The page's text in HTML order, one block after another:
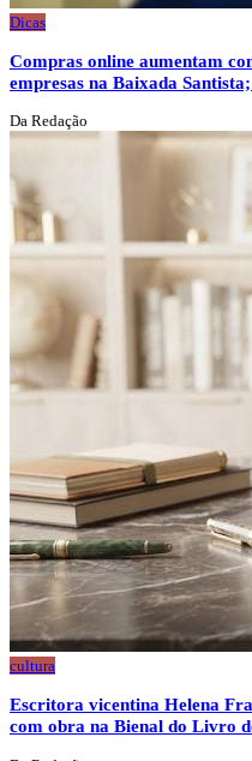
Dicas
Compras online aumentam
empresas na Baixada
Da Redação
cultura
Escritora vicentina Helena
com obra na Bienal do Livro